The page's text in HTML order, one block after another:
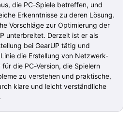
die PC-Spiele betreffen, und
Erkenntnisse zu deren Lösung.
Vorschläge zur Optimierung der
unterbreitet. Derzeit ist er als
bei GearUP tätig und
die Erstellung von Netzwerk-
die PC-Version, die Spielern
zu verstehen und praktische,
klare und leicht verständliche